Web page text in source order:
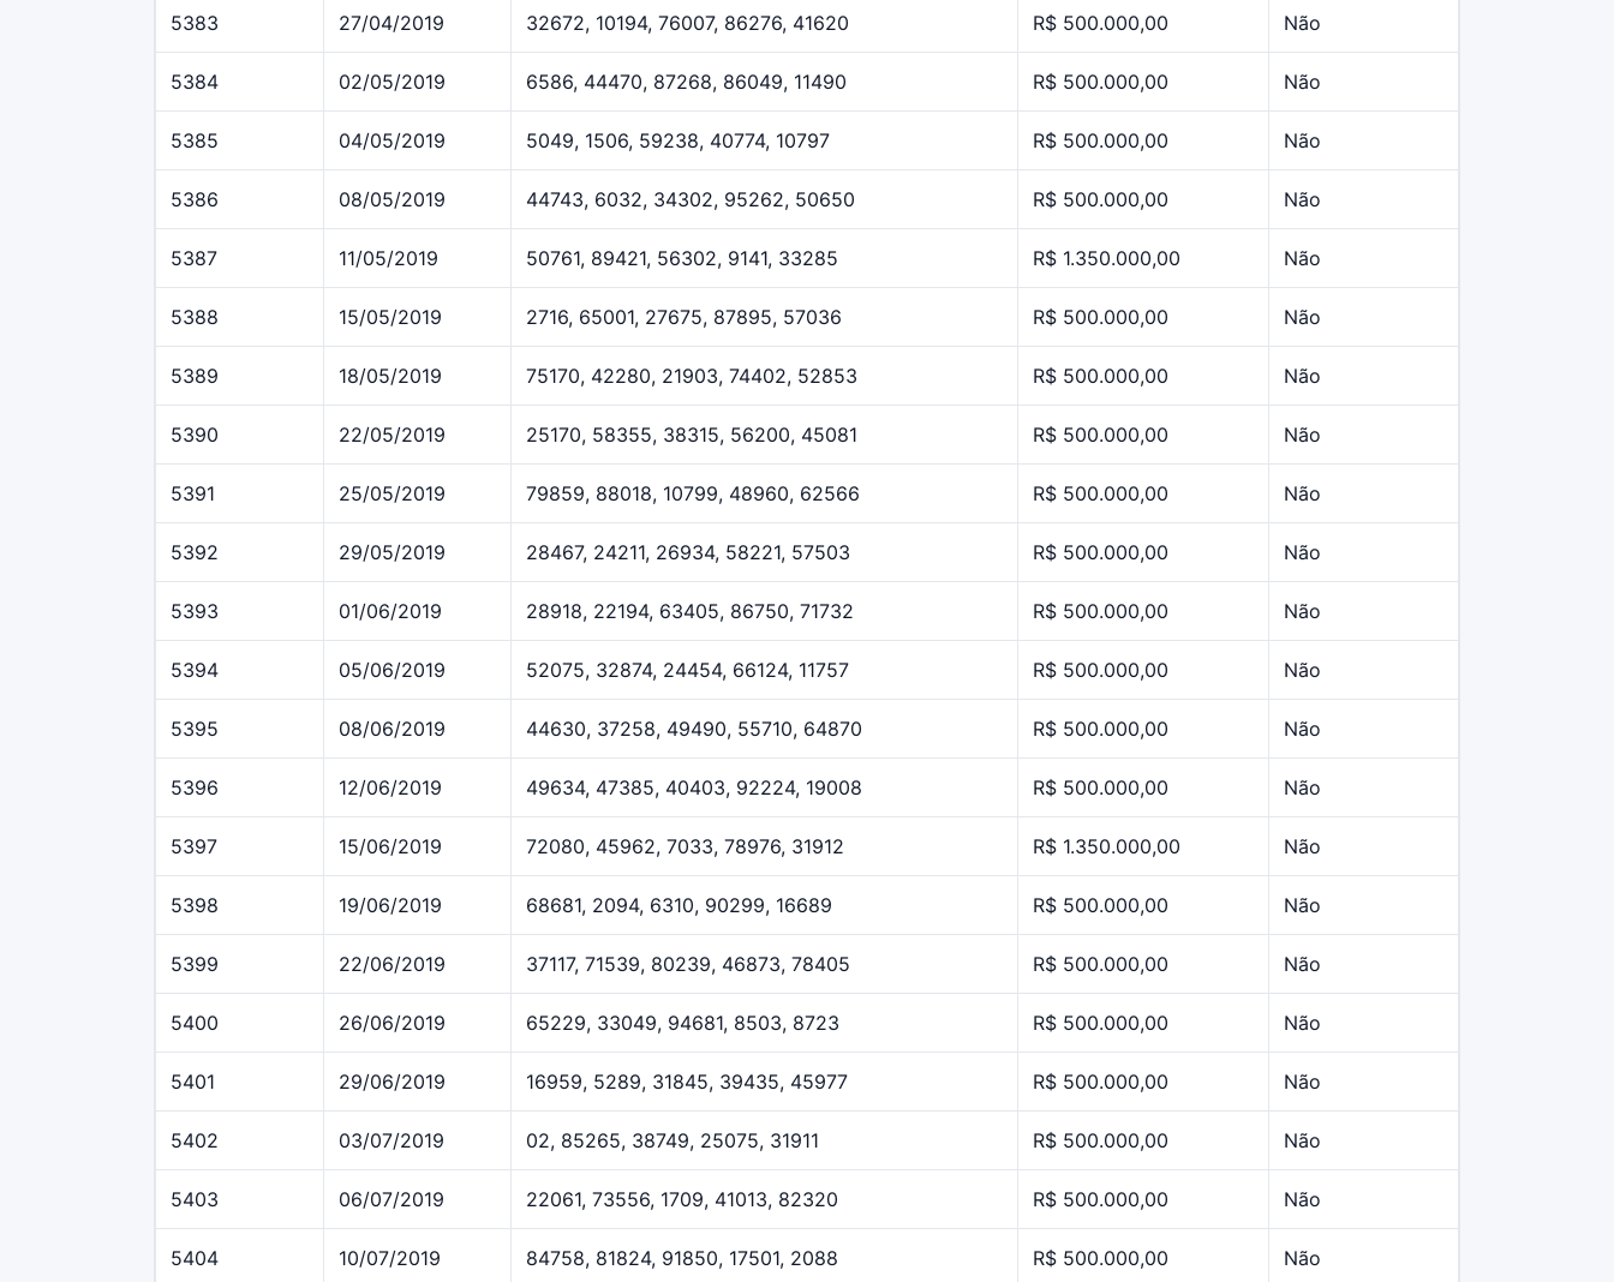
5383 27/04/2019 32672, 10194, 76007, 86276, 41620 R$ 500.000,00 Não
5384 02/05/2019 6586, 44470, 87268, 86049, 11490 R$ 500.000,00 Não
5385 04/05/2019 5049, 1506, 59238, 40774, 10797 R$ 500.000,00 Não
5386 08/05/2019 44743, 6032, 34302, 95262, 50650 R$ 500.000,00 Não
5387 11/05/2019 50761, 89421, 56302, 9141, 33285 R$ 1.350.000,00 Não
5388 15/05/2019 2716, 65001, 27675, 87895, 57036 R$ 500.000,00 Não
5389 18/05/2019 75170, 42280, 21903, 74402, 52853 R$ 500.000,00 Não
5390 22/05/2019 25170, 58355, 38315, 56200, 45081 R$ 500.000,00 Não
5391 25/05/2019 79859, 88018, 10799, 48960, 62566 R$ 500.000,00 Não
5392 29/05/2019 28467, 24211, 26934, 58221, 57503 R$ 500.000,00 Não
5393 01/06/2019 28918, 22194, 63405, 86750, 71732 R$ 500.000,00 Não
5394 05/06/2019 52075, 32874, 24454, 66124, 11757 R$ 500.000,00 Não
5395 08/06/2019 44630, 37258, 49490, 55710, 64870 R$ 500.000,00 Não
5396 12/06/2019 49634, 47385, 40403, 92224, 19008 R$ 500.000,00 Não
5397 15/06/2019 72080, 45962, 7033, 78976, 31912 R$ 1.350.000,00 Não
5398 19/06/2019 68681, 2094, 6310, 90299, 16689 R$ 500.000,00 Não
5399 22/06/2019 37117, 71539, 80239, 46873, 78405 R$ 500.000,00 Não
5400 26/06/2019 65229, 33049, 94681, 8503, 8723 R$ 500.000,00 Não
5401 29/06/2019 16959, 5289, 31845, 39435, 45977 R$ 500.000,00 Não
5402 03/07/2019 02, 85265, 38749, 25075, 31911 R$ 500.000,00 Não
5403 06/07/2019 22061, 73556, 1709, 41013, 82320 R$ 500.000,00 Não
5404 10/07/2019 84758, 81824, 91850, 17501, 2088 R$ 500.000,00 Não